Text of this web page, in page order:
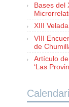
Bases del
XIII
VIII
de
Artículo
‘Las